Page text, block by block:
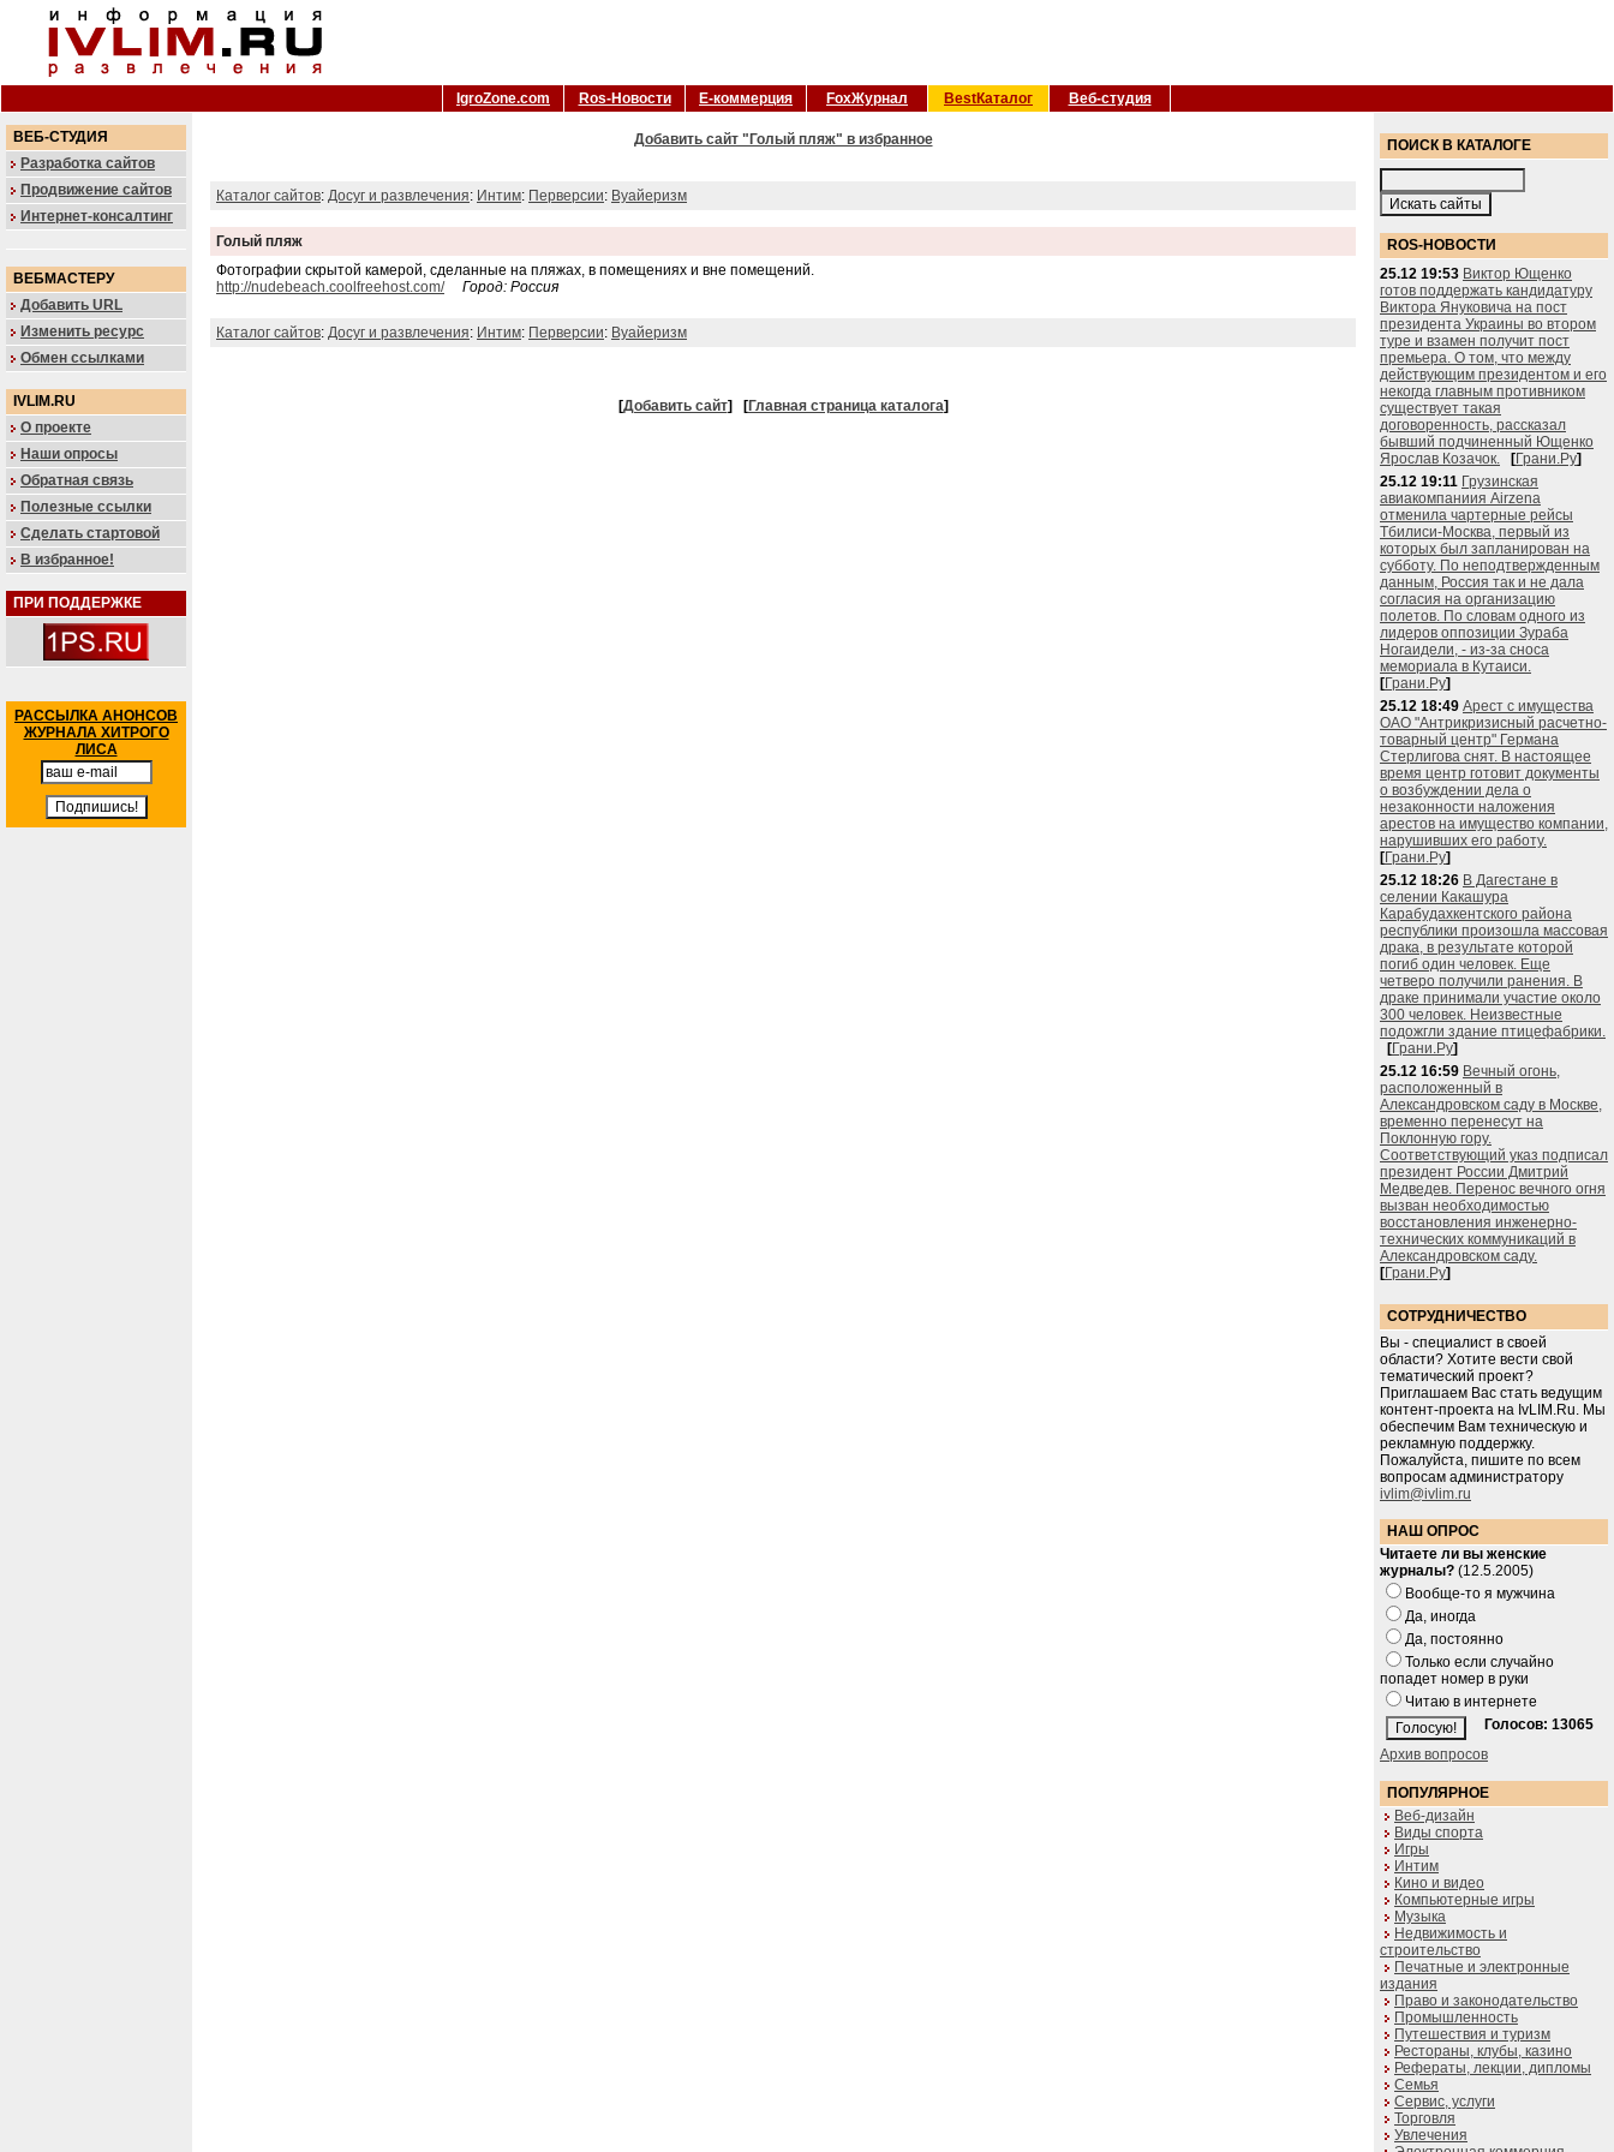
IgroZone.com Ros-Новости Е-коммерция FoxЖурнал BestКаталог Веб-студия
ВЕБ-СТУДИЯ
Разработка сайтов
Продвижение сайтов
Интернет-консалтинг
ВЕБМАСТЕРУ
Добавить URL
Изменить ресурс
Обмен ссылками
IVLIM.RU
О проекте
Наши опросы
Обратная связь
Полезные ссылки
Сделать стартовой
В избранное!
ПРИ ПОДДЕРЖКЕ
РАССЫЛКА АНОНСОВ
ЖУРНАЛА ХИТРОГО
ЛИСА
Добавить сайт "Голый пляж" в избранное
Каталог сайтов: Досуг и развлечения: Интим: Перверсии: Вуайеризм
Голый пляж
Фотографии скрытой камерой, сделанные на пляжах, в помещениях и вне помещений.
http://nudebeach.coolfreehost.com/
Город: Россия
Каталог сайтов: Досуг и развлечения: Интим: Перверсии: Вуайеризм
[Добавить сайт] [Главная страница каталога]
ПОИСК В КАТАЛОГЕ
ROS-НОВОСТИ
25.12 19:53 Виктор Ющенко
готов поддержать кандидатуру
Виктора Януковича на пост
президента Украины во втором
туре и взамен получит пост
премьера. О том, что между
действующим президентом и его
некогда главным противником
существует такая
договоренность, рассказал
бывший подчиненный Ющенко
Ярослав Козачок.
[Грани.Ру]
25.12 19:11 Грузинская
авиакомпаниия Airzena
отменила чартерные рейсы
Тбилиси-Москва, первый из
которых был запланирован на
субботу. По неподтвержденным
данным, Россия так и не дала
согласия на организацию
полетов. По словам одного из
лидеров оппозиции Зураба
Ногаидели, - из-за сноса
мемориала в Кутаиси.
[Грани.Ру]
25.12 18:49 Арест с имущества
ОАО "Антрикризисный расчетно-
товарный центр" Германа
Стерлигова снят. В настоящее
время центр готовит документы
о возбуждении дела о
незаконности наложения
арестов на имущество компании,
нарушивших его работу.
[Грани.Ру]
25.12 18:26 В Дагестане в
селении Какашура
Карабудахкентского района
республики произошла массовая
драка, в результате которой
погиб один человек. Еще
четверо получили ранения. В
драке принимали участие около
300 человек. Неизвестные
подожгли здание птицефабрики.
[Грани.Ру]
25.12 16:59 Вечный огонь,
расположенный в
Александровском саду в Москве,
временно перенесут на
Поклонную гору.
Соответствующий указ подписал
президент России Дмитрий
Медведев. Перенос вечного огня
вызван необходимостью
восстановления инженерно-
технических коммуникаций в
Александровском саду.
[Грани.Ру]
СОТРУДНИЧЕСТВО
Вы - специалист в своей
области? Хотите вести свой
тематический проект?
Приглашаем Вас стать ведущим
контент-проекта на IvLIM.Ru. Мы
обеспечим Вам техническую и
рекламную поддержку.
Пожалуйста, пишите по всем
вопросам администратору
ivlim@ivlim.ru
НАШ ОПРОС
Читаете ли вы женские
журналы? (12.5.2005)
Вообще-то я мужчина
Да, иногда
Да, постоянно
Только если случайно
попадет номер в руки
Читаю в интернете
Голосов: 13065
Архив вопросов
ПОПУЛЯРНОЕ
Веб-дизайн
Виды спорта
Игры
Интим
Кино и видео
Компьютерные игры
Музыка
Недвижимость и
строительство
Печатные и электронные
издания
Право и законодательство
Промышленность
Путешествия и туризм
Рестораны, клубы, казино
Рефераты, лекции, дипломы
Семья
Сервис, услуги
Торговля
Увлечения